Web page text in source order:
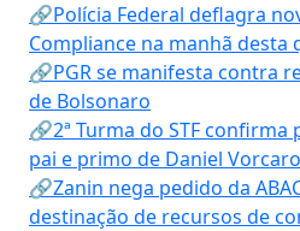
🔗Polícia Federal deflagra
Compliance na manhã desta
🔗PGR se manifesta contra
de Bolsonaro
🔗2ª Turma do STF
pai e primo de Daniel Vorcaro
🔗Zanin nega pedido da
destinação de recursos de